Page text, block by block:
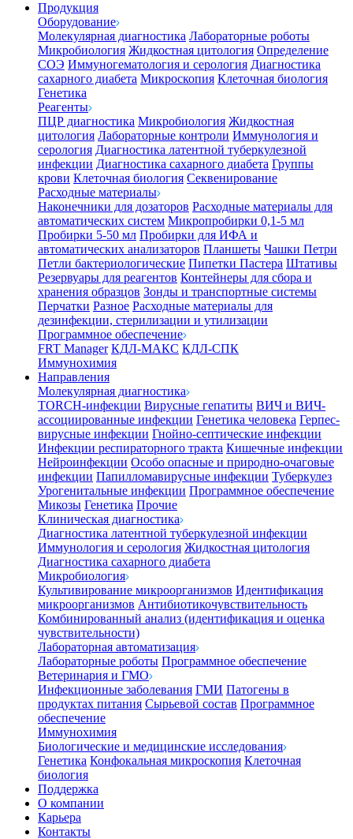
Продукция
Оборудование
Молекулярная диагностика Лабораторные роботы
Микробиология Жидкостная цитология Определение
СОЭ Иммуногематология и серология Диагностика
сахарного диабета Микроскопия Клеточная биология
Генетика
Реагенты
ПЦР диагностика Микробиология Жидкостная
цитология Лабораторные контроли Иммунология и
серология Диагностика латентной туберкулезной
инфекции Диагностика сахарного диабета Группы
крови Клеточная биология Секвенирование
Расходные материалы
Наконечники для дозаторов Расходные материалы для
автоматических систем Микропробирки 0,1-5 мл
Пробирки 5-50 мл Пробирки для ИФА и
автоматических анализаторов Планшеты Чашки Петри
Петли бактериологические Пипетки Пастера Штативы
Резервуары для реагентов Контейнеры для сбора и
хранения образцов Зонды и транспортные системы
Перчатки Разное Расходные материалы для
дезинфекции, стерилизации и утилизации
Программное обеспечение
FRT Manager КДЛ-МАКС КДЛ-СПК
Иммунохимия
Направления
Молекулярная диагностика
TORCH-инфекции Вирусные гепатиты ВИЧ и ВИЧ-
ассоциированные инфекции Генетика человека Герпес-
вирусные инфекции Гнойно-септические инфекции
Инфекции респираторного тракта Кишечные инфекции
Нейроинфекции Особо опасные и природно-очаговые
инфекции Папилломавирусные инфекции Туберкулез
Урогенитальные инфекции Программное обеспечение
Микозы Генетика Прочие
Клиническая диагностика
Диагностика латентной туберкулезной инфекции
Иммунология и серология Жидкостная цитология
Диагностика сахарного диабета
Микробиология
Культивирование микроорганизмов Идентификация
микроорганизмов Антибиотикочувствительность
Комбинированный анализ (идентификация и оценка
чувствительности)
Лабораторная автоматизация
Лабораторные роботы Программное обеспечение
Ветеринария и ГМО
Инфекционные заболевания ГМИ Патогены в
продуктах питания Сырьевой состав Программное
обеспечение
Иммунохимия
Биологические и медицинские исследования
Генетика Конфокальная микроскопия Клеточная
биология
Поддержка
О компании
Карьера
Контакты